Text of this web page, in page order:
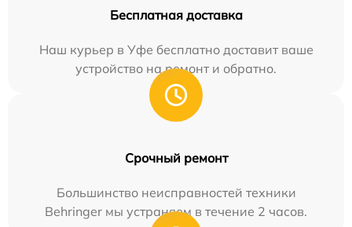
Бесплатная доставка
Наш курьер в Уфе бесплатно доставит ваше
устройство на ремонт и обратно.
Срочный ремонт
Большинство неисправностей техники
Behringer мы устраняем в течение 2 часов.